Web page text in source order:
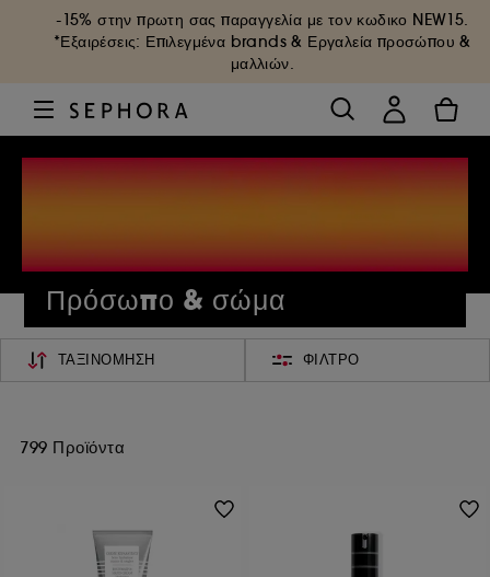
-15% στην πρωτη σας παραγγελία με τον κωδικο NEW15.
*Εξαιρέσεις: Επιλεγμένα brands & Εργαλεία προσώπου &
μαλλιών.
Πρόσωπο & σώμα
ΤΑΞΙΝΌΜΗΣΗ ΦΊΛΤΡΟ
799 Προϊόντα